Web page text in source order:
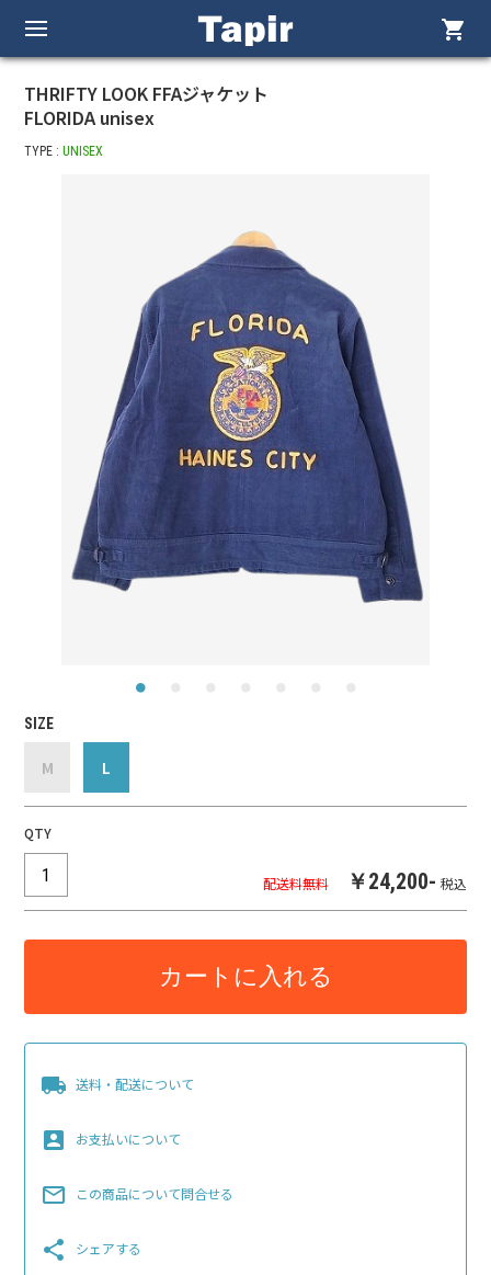
shopping_cart
THRIFTY LOOK FFAジャケット
FLORIDA unisex
TYPE : UNISEX
SIZE
M L
QTY
配送料無料 ￥24,200- 税込
カートに入れる
local_shipping 送料・配送について
account_box お支払いについて
mail_outline この商品について問合せる
share シェアする